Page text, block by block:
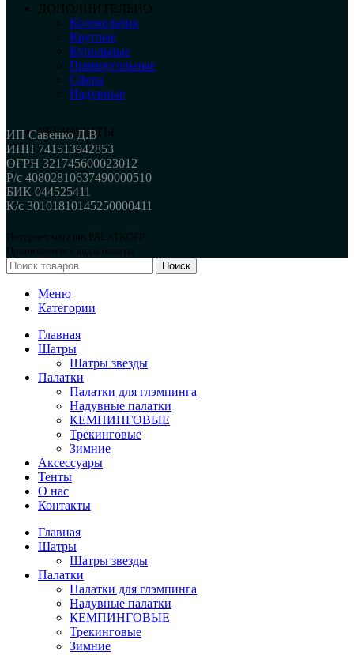
ДОПОЛНИТЕЛЬНО
Колокольчик
Круглые
Купольные
Прямоугольные
Сфера
Надувные
РЕКВИЗИТЫ
ИП Савенко Д.В
ИНН 741513942853
ОГРН 321745600023012
Р/с 40802810637490000510
БИК 044525411
К/с 30101810145250000411
Интернет магазин PALATKOFF
Принимаем все виды оплаты.
Поиск
Меню
Категории
Главная
Шатры
Шатры звезды
Палатки
Палатки для глэмпинга
Надувные палатки
КЕМПИНГОВЫЕ
Трекинговые
Зимние
Аксессуары
Тенты
О нас
Контакты
Главная
Шатры
Шатры звезды
Палатки
Палатки для глэмпинга
Надувные палатки
КЕМПИНГОВЫЕ
Трекинговые
Зимние